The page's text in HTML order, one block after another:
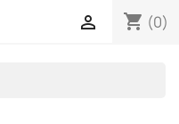
shopping_cart (0)
